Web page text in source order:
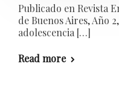
Publicado en Revista
de Buenos Aires, Año
adolescencia […]
Read more